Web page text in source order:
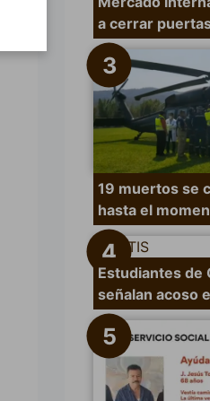
a cerrar
19 muertos se
hasta el
Estudiantes de
señalan acoso